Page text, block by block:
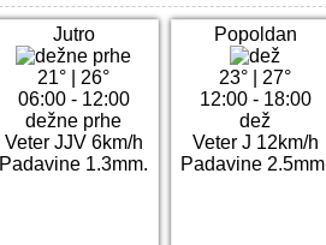
Jutro
21°
26°
06:00 - 12:00
dežne prhe
Veter JJV 6km/h
Padavine 1.3mm.
Popoldan
23°
27°
12:00 - 18:00
dež
Veter J 12km/h
Padavine